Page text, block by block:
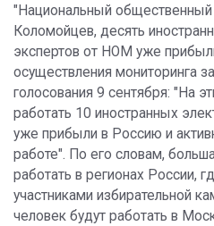
"Национальный
Коломойцев, десять
экспертов от НОМ уже
осуществления мониторинга
голосования 9 сентября: "На
работать 10 иностранных
уже прибыли в Россию и
работе". По его словам,
работать в регионах России,
участниками избирательной
человек будут работать в